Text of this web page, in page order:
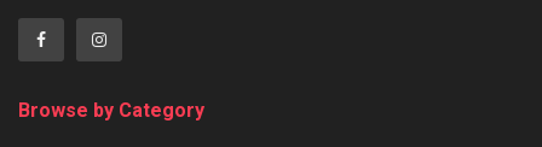
Browse by Category